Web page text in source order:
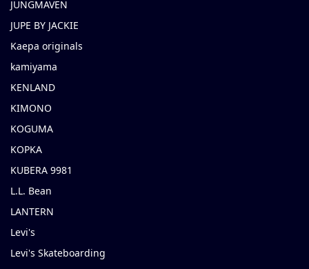
JUNGMAVEN
JUPE BY JACKIE
Kaepa originals
kamiyama
KENLAND
KIMONO
KOGUMA
KOPKA
KUBERA 9981
L.L. Bean
LANTERN
Levi's
Levi's Skateboarding